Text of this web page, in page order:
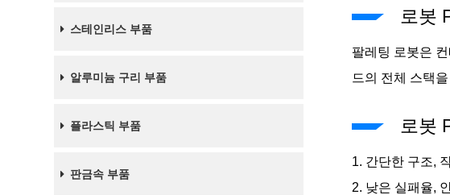
스테인리스 부품
알루미늄 구리 부품
플라스틱 부품
판금속 부품
로봇
팔레팅 로봇은
드의 전체 스택
로봇
1. 간단한 구조,
2. 낮은 실패율,